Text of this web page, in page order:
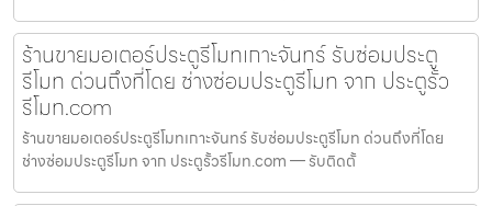
ร้านขายมอเตอร์ประตูรีโมทเกาะจันทร์ รับซ่อมประตู
รีโมท ด่วนถึงที่โดย ช่างซ่อมประตูรีโมท จาก ประตูรั้ว
รีโมท.com
ร้านขายมอเตอร์ประตูรีโมทเกาะจันทร์ รับซ่อมประตูรีโมท ด่วนถึงที่โดย
ช่างซ่อมประตูรีโมท จาก ประตูรั้วรีโมท.com — รับติดตั้